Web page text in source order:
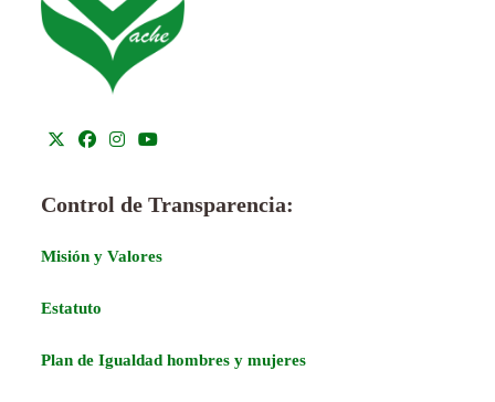
Control de Transparencia:
Misión y Valores
Estatuto
Plan de Igualdad hombres y mujeres